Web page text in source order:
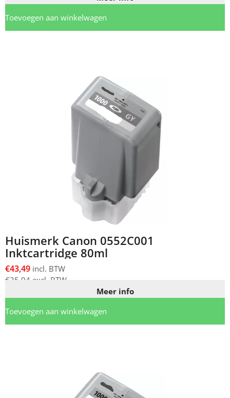
Toevoegen aan winkelwagen
Huismerk Canon 0552C001
Inktcartridge 80ml
€43,49 incl. BTW
€35,94 excl. BTW
Meer info
Toevoegen aan winkelwagen